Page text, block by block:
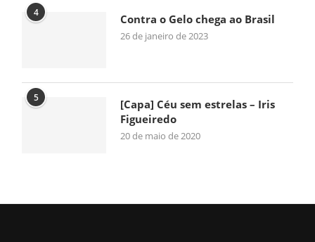
4 Contra o Gelo chega ao Brasil
26 de janeiro de 2023
5
[Capa] Céu sem estrelas – Iris
Figueiredo
20 de maio de 2020